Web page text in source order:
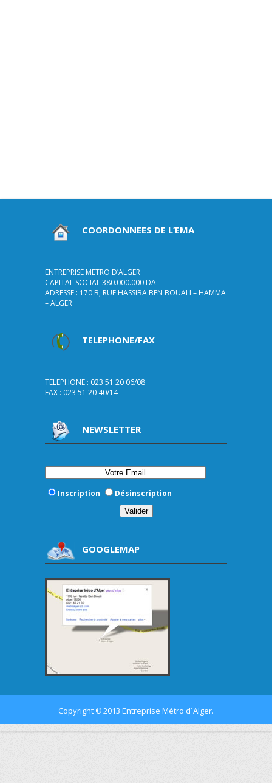
COORDONNEES DE L’EMA
ENTREPRISE METRO D’ALGER
CAPITAL SOCIAL 380.000.000 DA
ADRESSE : 170 B, RUE HASSIBA BEN BOUALI – HAMMA
– ALGER
TELEPHONE/FAX
TELEPHONE : 023 51 20 06/08
FAX : 023 51 20 40/14
NEWSLETTER
Inscription Désinscription
GOOGLEMAP
Copyright ©2013 Entreprise Métro d´Alger.